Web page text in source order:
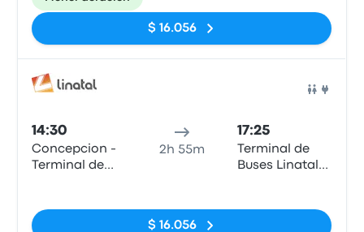
$ 16.056
14:30
Concepcion -
Terminal de
2h 55m
17:25
Terminal de
Buses Linatal
$ 16.056